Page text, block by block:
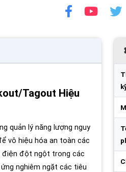
Tagout Hiệu
quản lý năng lượng nguy
vô hiệu hóa an toàn các
điện đột ngột trong các
nghiêm ngặt các tiêu